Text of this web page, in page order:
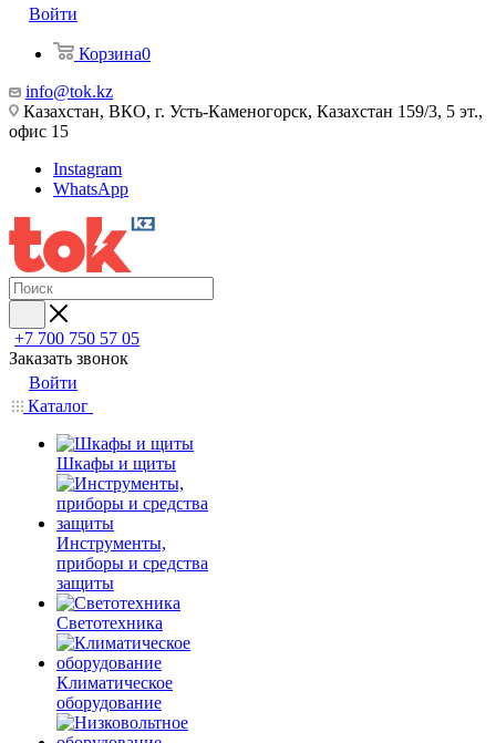
Войти
Корзина0
info@tok.kz
Казахстан, ВКО, г. Усть-Каменогорск, Казахстан 159/3, 5 эт.,
офис 15
Instagram
WhatsApp
+7 700 750 57 05
Заказать звонок
Войти
Каталог
Шкафы и щиты
Инструменты,
приборы и средства
защиты
Светотехника
Климатическое
оборудование